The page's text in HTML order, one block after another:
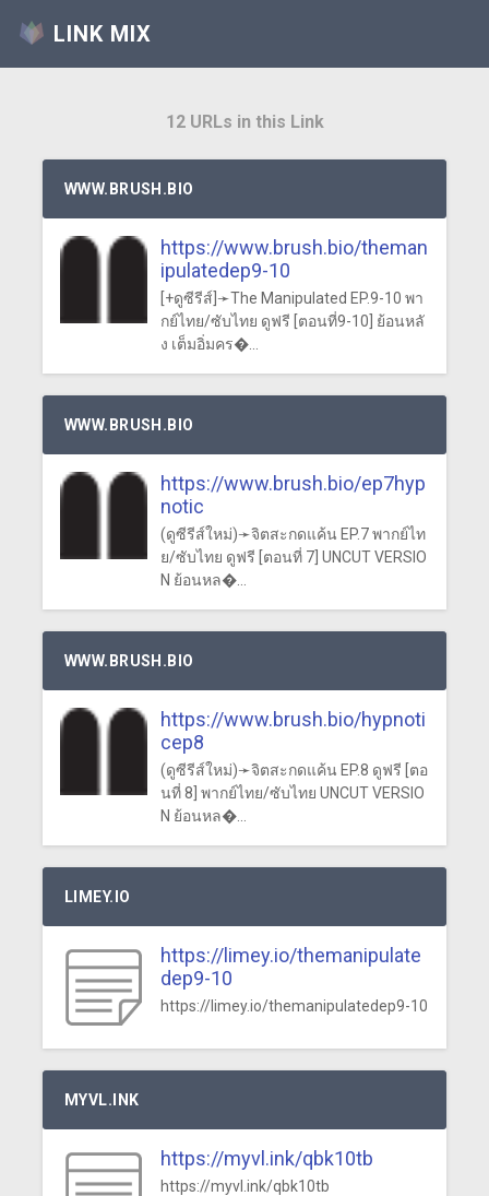
LINK MIX
12 URLs in this Link
WWW.BRUSH.BIO
https://www.brush.bio/theman
ipulatedep9-10
[+ดูซีรีส์]➛The Manipulated EP.9-10 พา
กย์ไทย/ซับไทย ดูฟรี [ตอนที่9-10] ย้อนหลั
ง เต็มอิ่มคร�...
WWW.BRUSH.BIO
https://www.brush.bio/ep7hyp
notic
(ดูซีรีส์ใหม่)➛จิตสะกดแค้น EP.7 พากย์ไท
ย/ซับไทย ดูฟรี [ตอนที่ 7] UNCUT VERSIO
N ย้อนหล�...
WWW.BRUSH.BIO
https://www.brush.bio/hypnoti
cep8
(ดูซีรีส์ใหม่)➛จิตสะกดแค้น EP.8 ดูฟรี [ตอ
นที่ 8] พากย์ไทย/ซับไทย UNCUT VERSIO
N ย้อนหล�...
LIMEY.IO
https://limey.io/themanipulate
dep9-10
https://limey.io/themanipulatedep9-10
MYVL.INK
https://myvl.ink/qbk10tb
https://myvl.ink/qbk10tb